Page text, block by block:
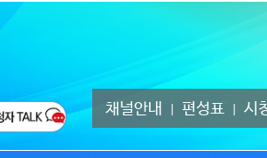
채널안내 편성표 시